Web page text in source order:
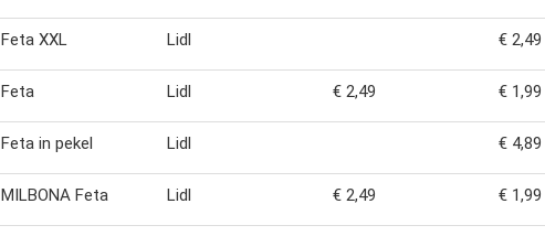
Feta XXL Lidl € 2,49
Feta Lidl € 2,49 € 1,99
Feta in pekel Lidl € 4,89
MILBONA Feta Lidl € 2,49 € 1,99